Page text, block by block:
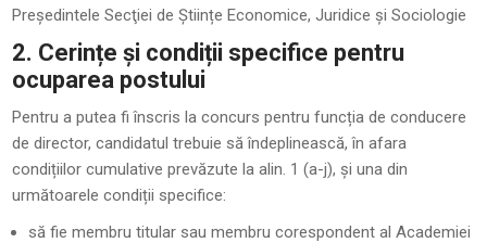
Președintele Secţiei de Științe Economice, Juridice și Sociologie
2. Cerințe și condiții specifice pentru
ocuparea postului
Pentru a putea fi înscris la concurs pentru funcția de conducere
de director, candidatul trebuie să îndeplinească, în afara
condițiilor cumulative prevăzute la alin. 1 (a-j), și una din
următoarele condiții specifice:
să fie membru titular sau membru corespondent al Academiei